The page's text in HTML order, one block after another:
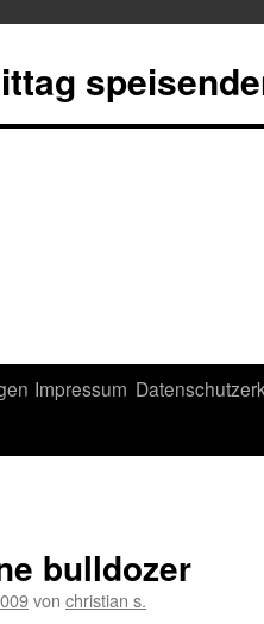
Impressum
bulldozer
von christian s.